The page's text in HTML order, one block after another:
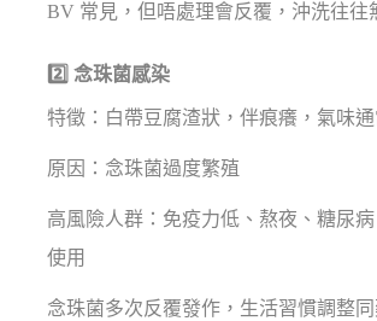
BV 常見，但唔處理會反覆，沖洗往往
2️⃣ 念珠菌感染
特徵：白帶豆腐渣狀，伴痕癢，氣味
原因：念珠菌過度繁殖
高風險人群：免疫力低、熬夜、糖尿
使用
念珠菌多次反覆發作，生活習慣調整